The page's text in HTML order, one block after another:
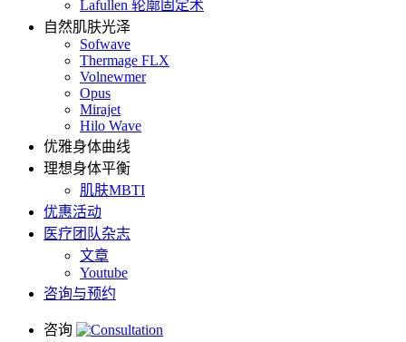
Lafullen 轮廓固定术
自然肌肤光泽
Sofwave
Thermage FLX
Volnewmer
Opus
Mirajet
Hilo Wave
优雅身体曲线
理想身体平衡
肌肤MBTI
优惠活动
医疗团队杂志
文章
Youtube
咨询与预约